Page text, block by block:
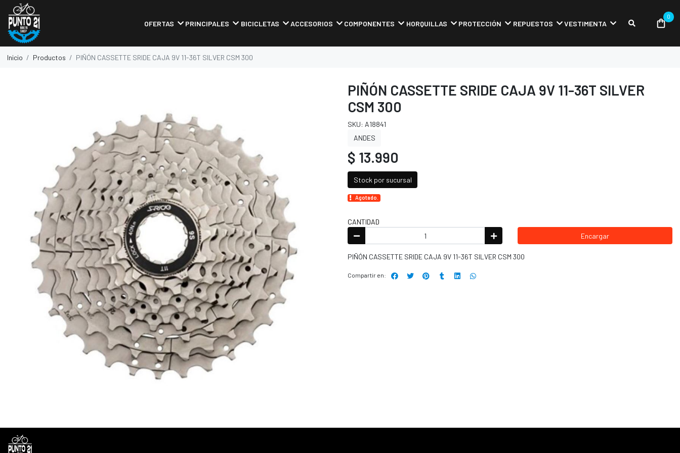
OFERTAS PRINCIPALES BICICLETAS ACCESORIOS COMPONENTES HORQUILLAS PROTECCIÓN REPUESTOS VESTIMENTA
0
Inicio Productos PIÑÓN CASSETTE SRIDE CAJA 9V 11-36T SILVER CSM 300
PIÑÓN CASSETTE SRIDE CAJA 9V 11-36T SILVER
CSM 300
SKU: A18841
ANDES
$ 13.990
Stock por sucursal
Agotado.
CANTIDAD
Encargar
PIÑÓN CASSETTE SRIDE CAJA 9V 11-36T SILVER CSM 300
Compartir en: